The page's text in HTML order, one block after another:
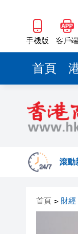
手機版 客戶端
首頁
滾動
首頁 > 財經